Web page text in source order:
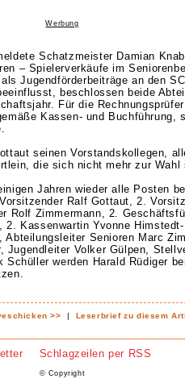
Werbung
Schatzmeister Damian
– Spielerverkäufe im
Jugendförderbeiträge an den
beschlossen beide
Für die
Kassen- und Buchführung,
seinen Vorstandskollegen,
die sich nicht mehr zur
Jahren wieder alle Posten
Ralf Gottaut, 2.
Rolf Zimmermann, 2.
2. Kassenwartin Yvonne
Abteilungsleiter Senioren Marc
Jugendleiter Volker Gülpen,
werden Harald Rüdiger
>> | Leserbrief zu diesem
Schlagzeilen per RSS
© Copyright